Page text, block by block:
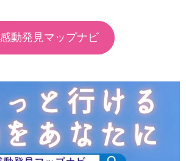
感動発見マップナビ